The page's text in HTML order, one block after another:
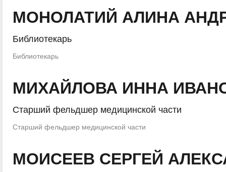
МОНОЛАТИЙ АЛИНА
Библиотекарь
Библиотекарь
МИХАЙЛОВА ИННА
Старший фельдшер медицинской части
Старший фельдшер медицинской части
МОИСЕЕВ СЕРГЕЙ